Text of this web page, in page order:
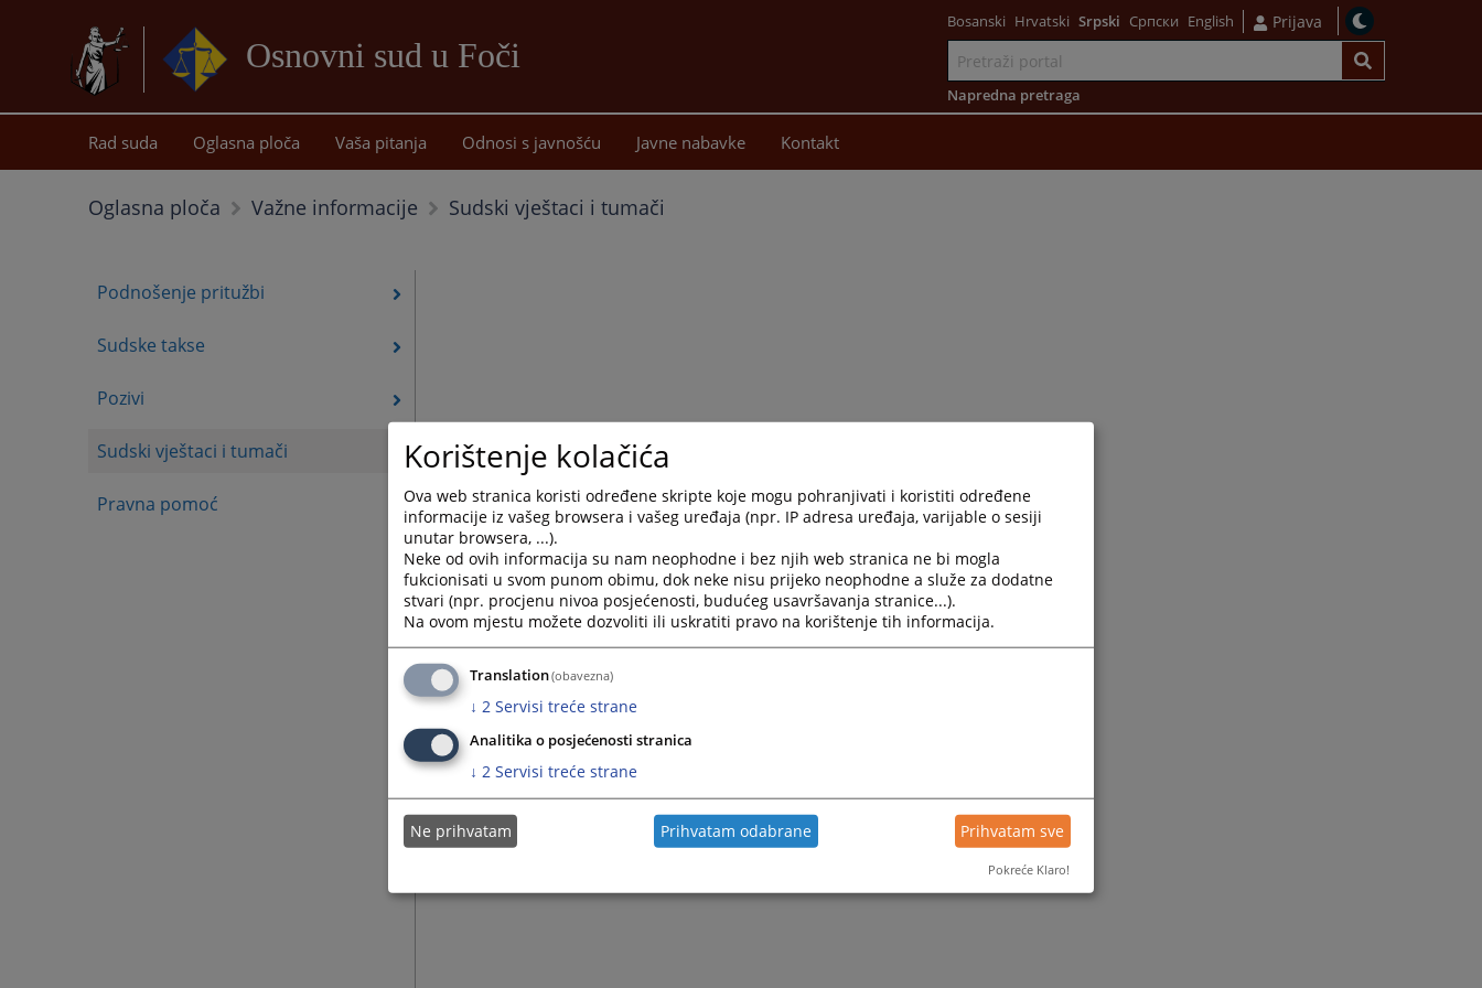
Osnovni sud u Foči
sadržaj
Bosanski Hrvatski Srpski Српски English Prijava
Napredna pretraga
Rad suda Oglasna ploča Vaša pitanja Odnosi s javnošću Javne nabavke Kontakt
Oglasna ploča Važne informacije Sudski vještaci i tumači
Podnošenje pritužbi
Sudske takse
Pozivi
Sudski vještaci i tumači
Pravna pomoć
Korištenje kolačića
Ova web stranica koristi određene skripte koje mogu pohranjivati i koristiti određene
informacije iz vašeg browsera i vašeg uređaja (npr. IP adresa uređaja, varijable o sesiji
unutar browsera, ...).
Neke od ovih informacija su nam neophodne i bez njih web stranica ne bi mogla
fukcionisati u svom punom obimu, dok neke nisu prijeko neophodne a služe za dodatne
stvari (npr. procjenu nivoa posjećenosti, budućeg usavršavanja stranice...).
Na ovom mjestu možete dozvoliti ili uskratiti pravo na korištenje tih informacija.
Translation(obavezna)
↓ 2 Servisi treće strane
Analitika o posjećenosti stranica
↓ 2 Servisi treće strane
Ne prihvatam Prihvatam odabrane Prihvatam sve
Pokreće Klaro!